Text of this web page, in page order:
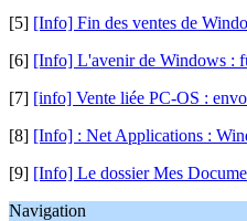
[5] [Info] Fin des ventes de
[6] [Info] L'avenir de Windows :
[7] [info] Vente liée PC-OS :
[8] [Info] : Net Applications :
[9] [Info] Le dossier Mes
Navigation